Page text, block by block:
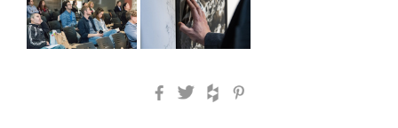
Facebook
TwitterHouzz